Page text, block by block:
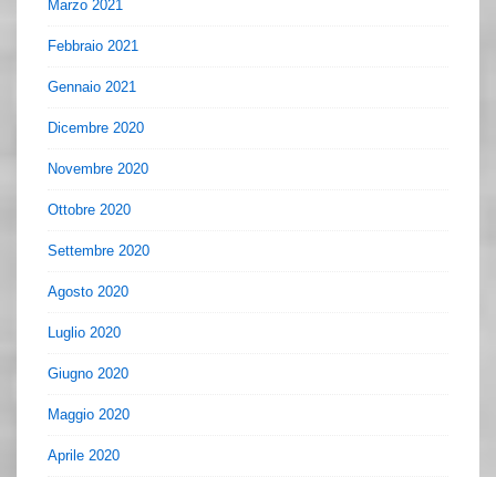
Marzo 2021
Febbraio 2021
Gennaio 2021
Dicembre 2020
Novembre 2020
Ottobre 2020
Settembre 2020
Agosto 2020
Luglio 2020
Giugno 2020
Maggio 2020
Aprile 2020